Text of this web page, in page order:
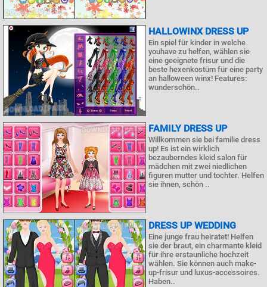
HALLOWINX DRESS UP
Ein spiel für kinder in welche
youhave zu helfen, wählen sie
eine geeignete frisur und die
beste hexenkostüm für eine party
an halloween winx! Features:
wunderschön..
FAMILY DRESS UP
Willkommen sie bei familie dress
up! Es ist ein wirklich
bezauberndes kleid salon für
mädchen mit zwei niedlichen
figuren mutter und tochter. Helfen
sie ihnen, schön ..
DRESS UP WEDDING
Eine junge frau heiratet! Helfen
sie der braut, ein charmante kleid
für ihre erstaunliche hochzeit
wählen. Sie können auch make-
up-frisur und luxus-accessoires.
Haben..